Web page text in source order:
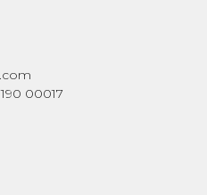
00017